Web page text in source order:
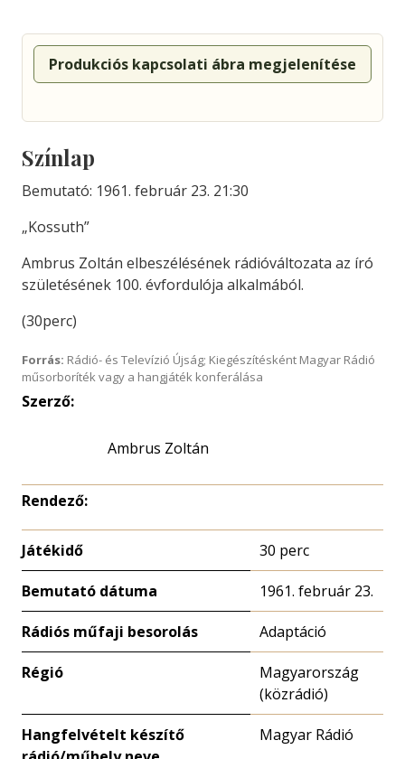
Produkciós kapcsolati ábra megjelenítése
Színlap
Bemutató: 1961. február 23. 21:30
„Kossuth”
Ambrus Zoltán elbeszélésének rádióváltozata az író
születésének 100. évfordulója alkalmából.
(30perc)
Forrás: Rádió- és Televízió Újság; Kiegészítésként Magyar Rádió
műsorboríték vagy a hangjáték konferálása
Szerző:
Ambrus Zoltán
Rendező:
Játékidő 30 perc
Bemutató dátuma 1961. február 23.
Rádiós műfaji besorolás Adaptáció
Régió
Magyarország
(közrádió)
Hangfelvételt készítő
Magyar Rádió